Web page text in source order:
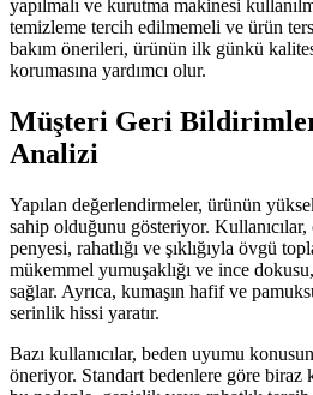
yapılmalı ve kurutma makinesi
temizleme tercih edilmemeli ve ürün
bakım önerileri, ürünün ilk günkü
korumasına yardımcı olur.
Müşteri Geri
Analizi
Yapılan değerlendirmeler, ürünün
sahip olduğunu gösteriyor.
penyesi, rahatlığı ve şıklığıyla övgü
mükemmel yumuşaklığı ve ince
sağlar. Ayrıca, kumaşın hafif ve
serinlik hissi yaratır.
Bazı kullanıcılar, beden uyumu
öneriyor. Standart bedenlere göre